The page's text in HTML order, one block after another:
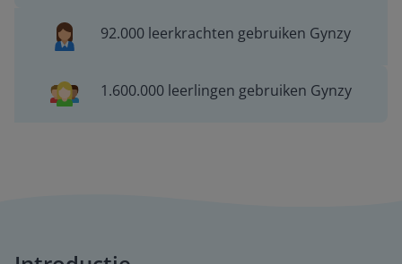
92.000 leerkrachten gebruiken Gynzy
1.600.000 leerlingen gebruiken Gynzy